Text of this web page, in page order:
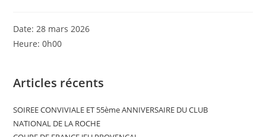
Date:28 mars 2026
Heure:0h00
Articles récents
SOIREE CONVIVIALE ET 55ème ANNIVERSAIRE DU CLUB
NATIONAL DE LA ROCHE